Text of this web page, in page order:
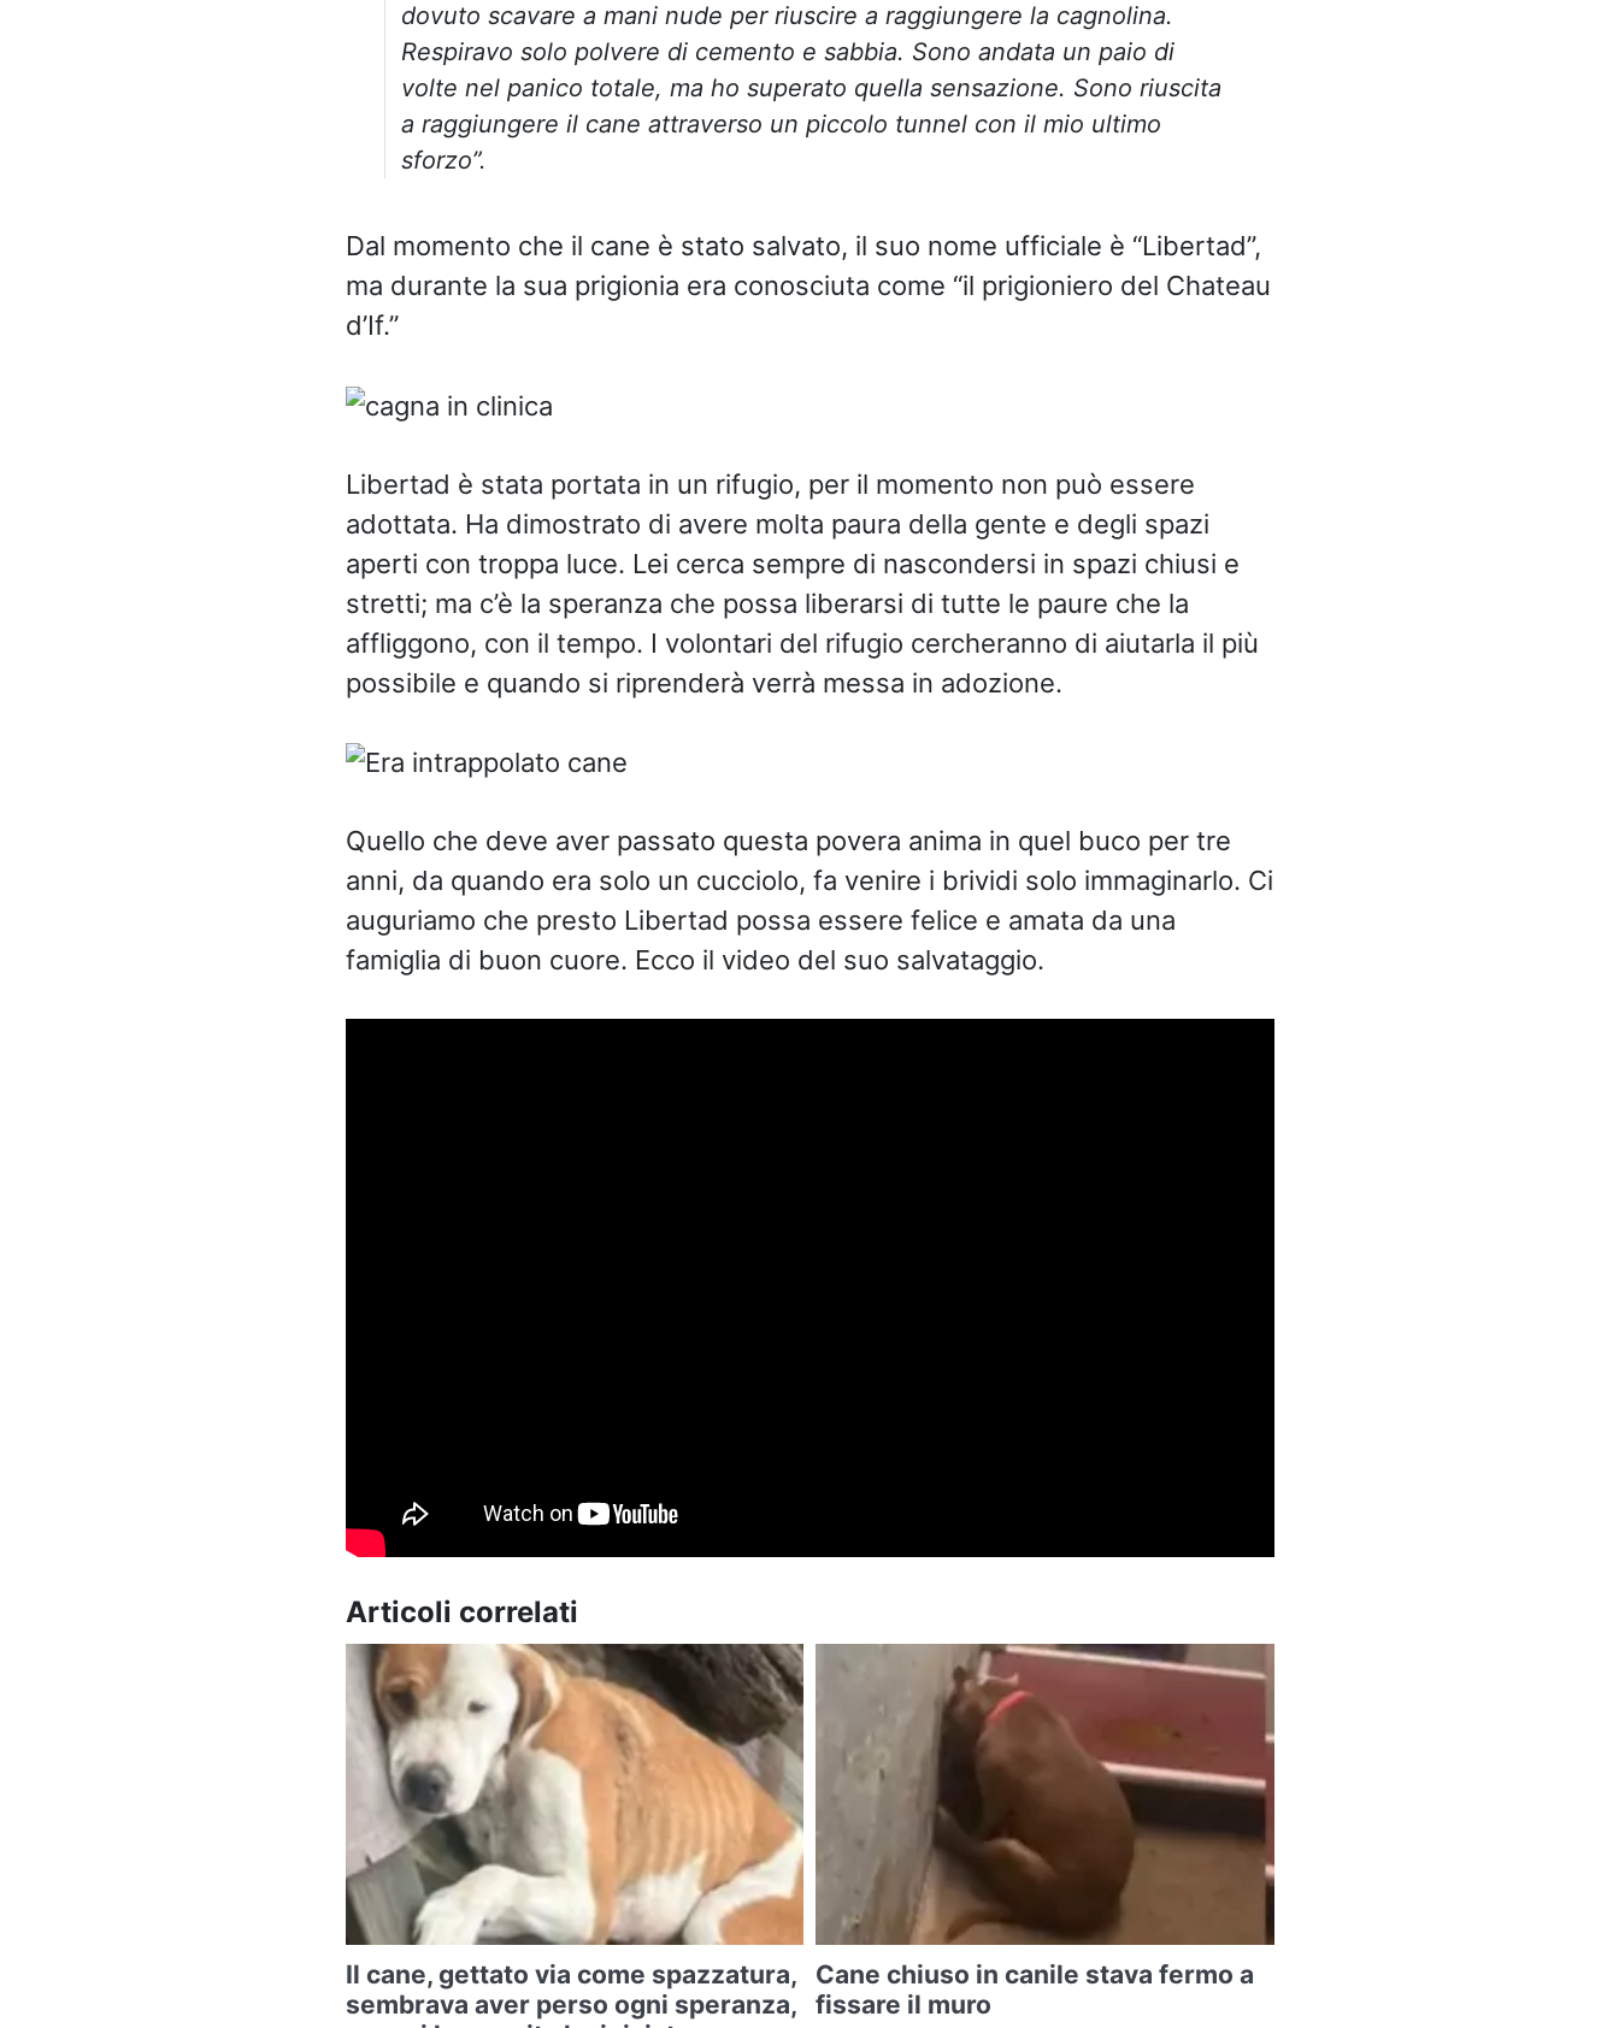
dovuto scavare a mani nude per riuscire a raggiungere la cagnolina.
Respiravo solo polvere di cemento e sabbia. Sono andata un paio di
volte nel panico totale, ma ho superato quella sensazione. Sono riuscita
a raggiungere il cane attraverso un piccolo tunnel con il mio ultimo
sforzo”.
Dal momento che il cane è stato salvato, il suo nome ufficiale è “Libertad”,
ma durante la sua prigionia era conosciuta come “il prigioniero del Chateau
d’If.”
Libertad è stata portata in un rifugio, per il momento non può essere
adottata. Ha dimostrato di avere molta paura della gente e degli spazi
aperti con troppa luce. Lei cerca sempre di nascondersi in spazi chiusi e
stretti; ma c’è la speranza che possa liberarsi di tutte le paure che la
affliggono, con il tempo. I volontari del rifugio cercheranno di aiutarla il più
possibile e quando si riprenderà verrà messa in adozione.
Quello che deve aver passato questa povera anima in quel buco per tre
anni, da quando era solo un cucciolo, fa venire i brividi solo immaginarlo. Ci
auguriamo che presto Libertad possa essere felice e amata da una
famiglia di buon cuore. Ecco il video del suo salvataggio.
Articoli correlati
Il cane, gettato via come spazzatura,
sembrava aver perso ogni speranza,
Cane chiuso in canile stava fermo a
fissare il muro